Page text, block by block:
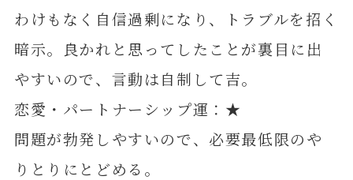
わけもなく自信過剰になり、トラブルを招く
暗示。良かれと思ってしたことが裏目に出
やすいので、言動は自制して吉。
恋愛・パートナーシップ運：★
問題が勃発しやすいので、必要最低限のや
りとりにとどめる。